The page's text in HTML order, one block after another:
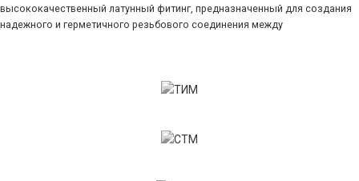
высококачественный латунный фитинг, предназначенный для создания
надежного и герметичного резьбового соединения между